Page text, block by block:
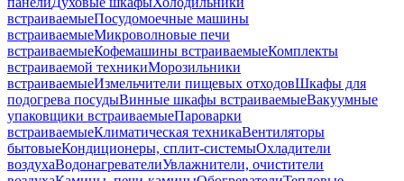
встраиваемыеПосудомоечные машины
встраиваемыеМикроволновые печи
встраиваемыеКофемашины встраиваемыеКомплекты
встраиваемой техникиМорозильники
встраиваемыеИзмельчители пищевых отходовШкафы для
подогрева посудыВинные шкафы встраиваемыеВакуумные
упаковщики встраиваемыеПароварки
встраиваемыеКлиматическая техникаВентиляторы
бытовыеКондиционеры, сплит-системыОхладители
воздухаВодонагревателиУвлажнители, очистители